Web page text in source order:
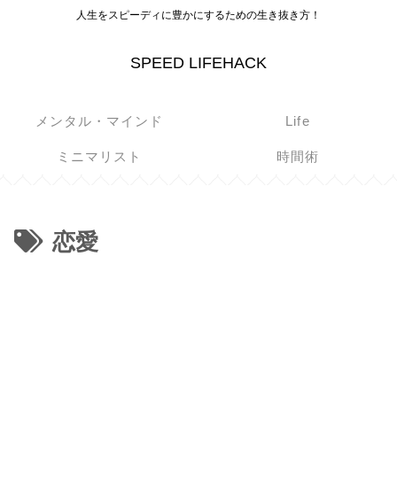
人生をスピーディに豊かにするための生き抜き方！
SPEED LIFEHACK
メンタル・マインド Life
ミニマリスト 時間術
恋愛